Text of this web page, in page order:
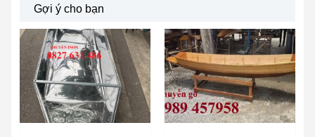
Gợi ý cho bạn